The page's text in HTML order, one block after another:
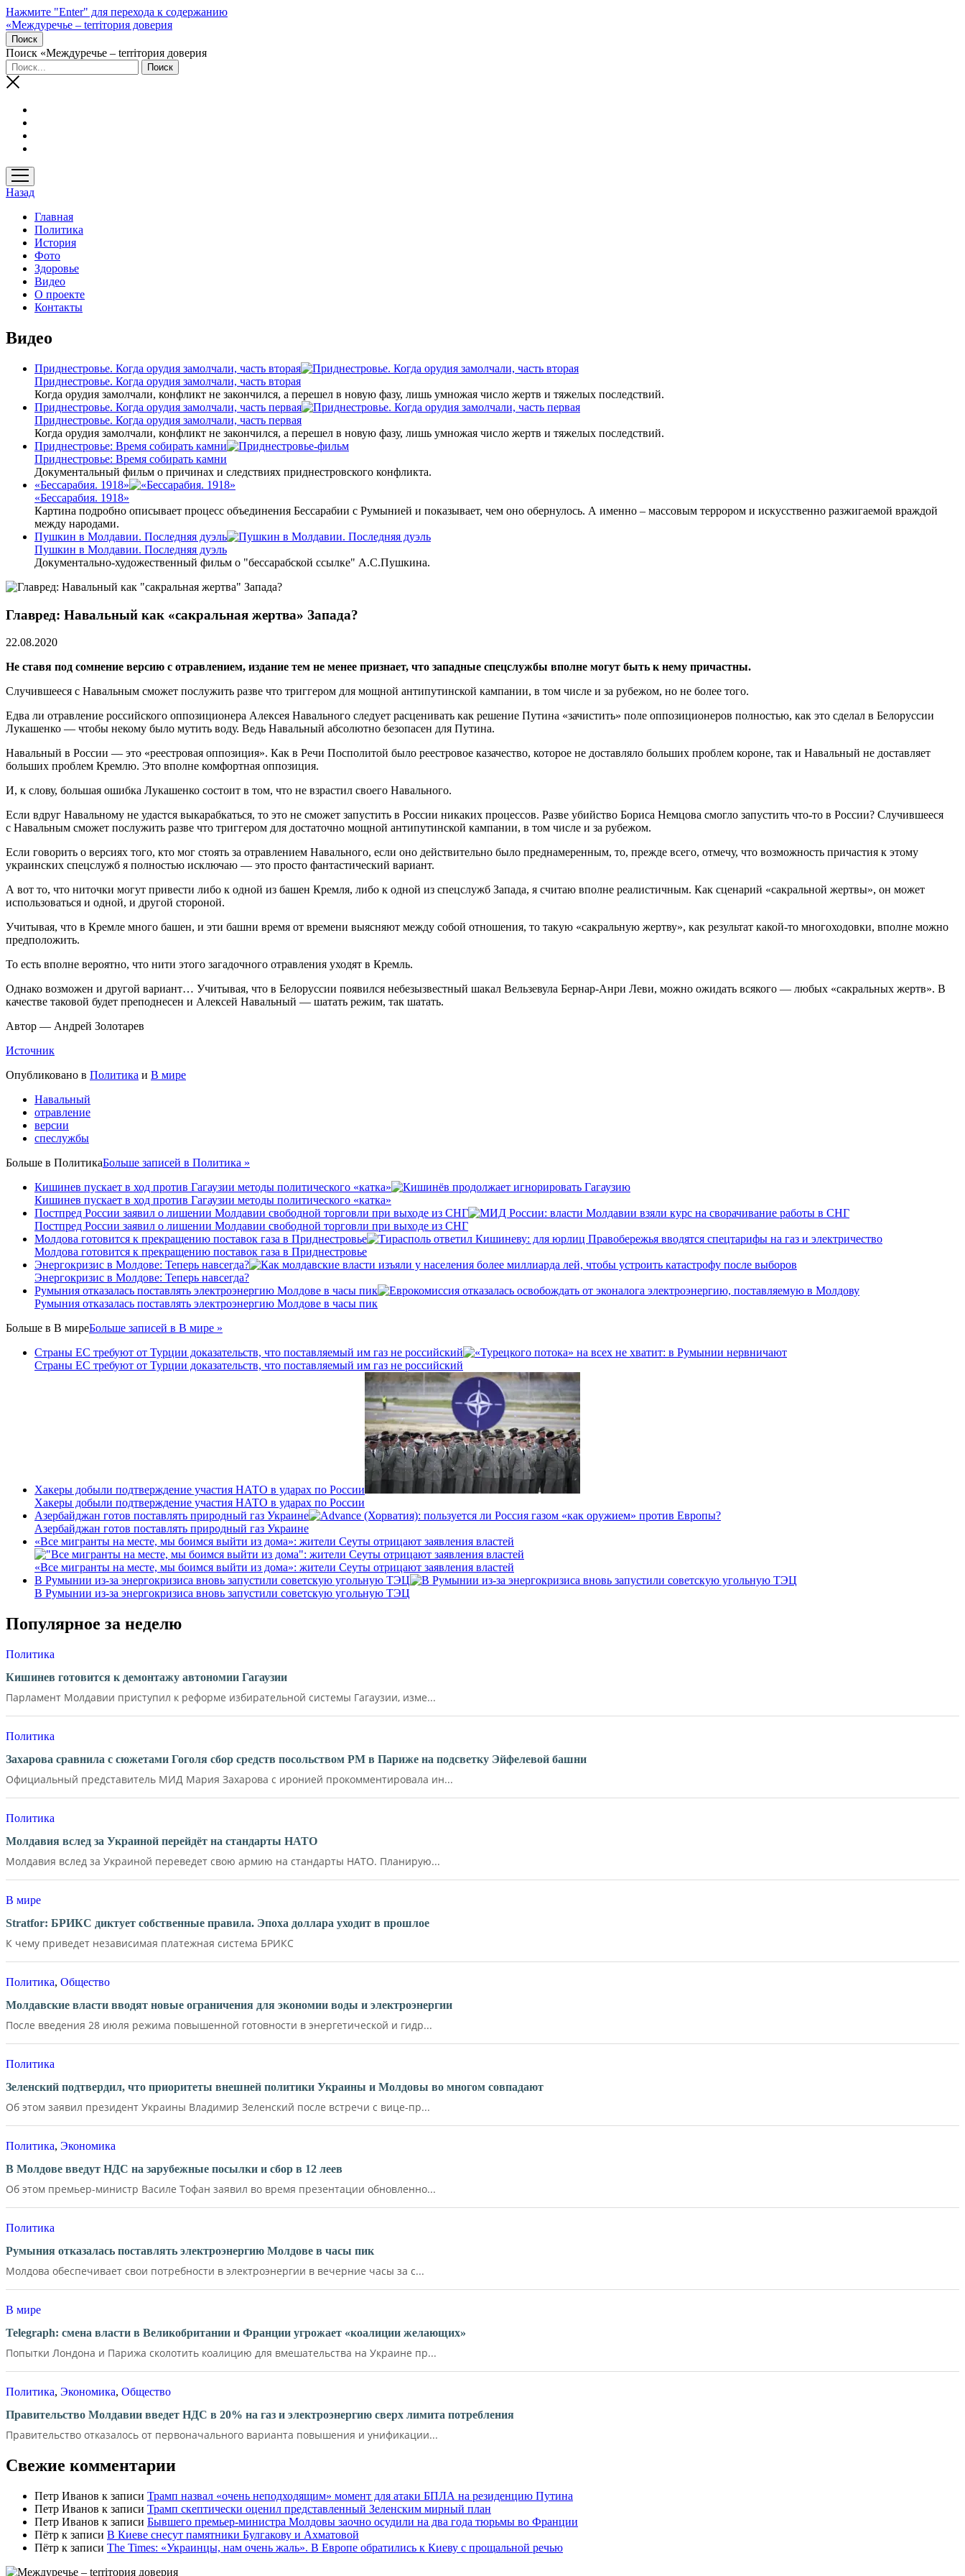
Нажмите "Enter" для перехода к содержанию
«Междуречье – terriтория доверия
Поиск
Поиск «Междуречье – terriтория доверия
открыть
меню
Назад
Главная
Политика
История
Фото
Здоровье
Видео
О проекте
Контакты
Видео
Приднестровье. Когда орудия замолчали, часть вторая
Приднестровье. Когда орудия замолчали, часть вторая
Когда орудия замолчали, конфликт не закончился, а перешел в новую фазу, лишь умножая число жертв и тяжелых последствий.
Приднестровье. Когда орудия замолчали, часть первая
Приднестровье. Когда орудия замолчали, часть первая
Когда орудия замолчали, конфликт не закончился, а перешел в новую фазу, лишь умножая число жертв и тяжелых последствий.
Приднестровье: Время собирать камни
Приднестровье: Время собирать камни
Документальный фильм о причинах и следствиях приднестровского конфликта.
«Бессарабия. 1918»
«Бессарабия. 1918»
Картина подробно описывает процесс объединения Бессарабии с Румынией и показывает, чем оно обернулось. А именно – массовым террором и искусственно разжигаемой враждой
между народами.
Пушкин в Молдавии. Последняя дуэль
Пушкин в Молдавии. Последняя дуэль
Документально-художественный фильм о "бессарабской ссылке" А.С.Пушкина.
Главред: Навальный как «сакральная жертва» Запада?
22.08.2020
Не ставя под сомнение версию с отравлением, издание тем не менее признает, что западные спецслужбы вполне могут быть к нему причастны.
Случившееся с Навальным сможет послужить разве что триггером для мощной антипутинской кампании, в том числе и за рубежом, но не более того.
Едва ли отравление российского оппозиционера Алексея Навального следует расценивать как решение Путина «зачистить» поле оппозиционеров полностью, как это сделал в Белоруссии
Лукашенко — чтобы некому было мутить воду. Ведь Навальный абсолютно безопасен для Путина.
Навальный в России — это «реестровая оппозиция». Как в Речи Посполитой было реестровое казачество, которое не доставляло больших проблем короне, так и Навальный не доставляет
больших проблем Кремлю. Это вполне комфортная оппозиция.
И, к слову, большая ошибка Лукашенко состоит в том, что не взрастил своего Навального.
Если вдруг Навальному не удастся выкарабкаться, то это не сможет запустить в России никаких процессов. Разве убийство Бориса Немцова смогло запустить что-то в России? Случившееся
с Навальным сможет послужить разве что триггером для достаточно мощной антипутинской кампании, в том числе и за рубежом.
Если говорить о версиях того, кто мог стоять за отравлением Навального, если оно действительно было преднамеренным, то, прежде всего, отмечу, что возможность причастия к этому
украинских спецслужб я полностью исключаю — это просто фантастический вариант.
А вот то, что ниточки могут привести либо к одной из башен Кремля, либо к одной из спецслужб Запада, я считаю вполне реалистичным. Как сценарий «сакральной жертвы», он может
использоваться и одной, и другой стороной.
Учитывая, что в Кремле много башен, и эти башни время от времени выясняют между собой отношения, то такую «сакральную жертву», как результат какой-то многоходовки, вполне можно
предположить.
То есть вполне вероятно, что нити этого загадочного отравления уходят в Кремль.
Однако возможен и другой вариант… Учитывая, что в Белоруссии появился небезызвестный шакал Вельзевула Бернар-Анри Леви, можно ожидать всякого — любых «сакральных жертв». В
качестве таковой будет преподнесен и Алексей Навальный — шатать режим, так шатать.
Автор — Андрей Золотарев
Источник
Опубликовано в Политика и В мире
Навальный
отравление
версии
спеслужбы
Больше в ПолитикаБольше записей в Политика »
Кишинев пускает в ход против Гагаузии методы политического «катка»
Кишинев пускает в ход против Гагаузии методы политического «катка»
Постпред России заявил о лишении Молдавии свободной торговли при выходе из СНГ
Постпред России заявил о лишении Молдавии свободной торговли при выходе из СНГ
Молдова готовится к прекращению поставок газа в Приднестровье
Молдова готовится к прекращению поставок газа в Приднестровье
Энергокризис в Молдове: Теперь навсегда?
Энергокризис в Молдове: Теперь навсегда?
Румыния отказалась поставлять электроэнергию Молдове в часы пик
Румыния отказалась поставлять электроэнергию Молдове в часы пик
Больше в В миреБольше записей в В мире »
Страны ЕС требуют от Турции доказательств, что поставляемый им газ не российский
Страны ЕС требуют от Турции доказательств, что поставляемый им газ не российский
Хакеры добыли подтверждение участия НАТО в ударах по России
Хакеры добыли подтверждение участия НАТО в ударах по России
Азербайджан готов поставлять природный газ Украине
Азербайджан готов поставлять природный газ Украине
«Все мигранты на месте, мы боимся выйти из дома»: жители Сеуты отрицают заявления властей
«Все мигранты на месте, мы боимся выйти из дома»: жители Сеуты отрицают заявления властей
В Румынии из-за энергокризиса вновь запустили советскую угольную ТЭЦ
В Румынии из-за энергокризиса вновь запустили советскую угольную ТЭЦ
Популярное за неделю
Политика
Кишинев готовится к демонтажу автономии Гагаузии
Парламент Молдавии приступил к реформе избирательной системы Гагаузии, изме...
Политика
Захарова сравнила с сюжетами Гоголя сбор средств посольством РМ в Париже на подсветку Эйфелевой башни
Официальный представитель МИД Мария Захарова с иронией прокомментировала ин...
Политика
Молдавия вслед за Украиной перейдёт на стандарты НАТО
Молдавия вслед за Украиной переведет свою армию на стандарты НАТО. Планирую...
В мире
Stratfor: БРИКС диктует собственные правила. Эпоха доллара уходит в прошлое
К чему приведет независимая платежная система БРИКС
Политика, Общество
Молдавские власти вводят новые ограничения для экономии воды и электроэнергии
После введения 28 июля режима повышенной готовности в энергетической и гидр...
Политика
Зеленский подтвердил, что приоритеты внешней политики Украины и Молдовы во многом совпадают
Об этом заявил президент Украины Владимир Зеленский после встречи с вице-пр...
Политика, Экономика
В Молдове введут НДС на зарубежные посылки и сбор в 12 леев
Об этом премьер-министр Василе Тофан заявил во время презентации обновленно...
Политика
Румыния отказалась поставлять электроэнергию Молдове в часы пик
Молдова обеспечивает свои потребности в электроэнергии в вечерние часы за с...
В мире
Telegraph: смена власти в Великобритании и Франции угрожает «коалиции желающих»
Попытки Лондона и Парижа сколотить коалицию для вмешательства на Украине пр...
Политика, Экономика, Общество
Правительство Молдавии введет НДС в 20% на газ и электроэнергию сверх лимита потребления
Правительство отказалось от первоначального варианта повышения и унификации...
Свежие комментарии
Петр Иванов к записи Трамп назвал «очень неподходящим» момент для атаки БПЛА на резиденцию Путина
Петр Иванов к записи Трамп скептически оценил представленный Зеленским мирный план
Петр Иванов к записи Бывшего премьер-министра Молдовы заочно осудили на два года тюрьмы во Франции
Пётр к записи В Киеве снесут памятники Булгакову и Ахматовой
Пётр к записи Тhe Times: «Украинцы, нам очень жаль». В Европе обратились к Киеву с прощальной речью